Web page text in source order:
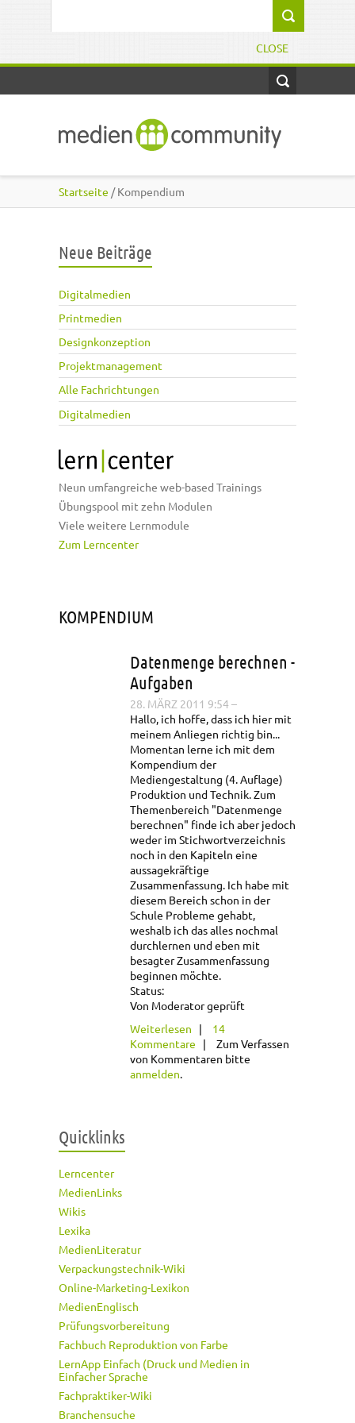
CLOSE
Startseite / Kompendium
Neue Beiträge
Digitalmedien
Printmedien
Designkonzeption
Projektmanagement
Alle Fachrichtungen
Digitalmedien
Neun umfangreiche web-based Trainings
Übungspool mit zehn Modulen
Viele weitere Lernmodule
Zum Lerncenter
KOMPENDIUM
Datenmenge berechnen -
Aufgaben
28. MÄRZ 2011 9:54 –
Hallo, ich hoffe, dass ich hier mit
meinem Anliegen richtig bin...
Momentan lerne ich mit dem
Kompendium der
Mediengestaltung (4. Auflage)
Produktion und Technik Zum
Themenbereich "Datenmenge
berechnen" finde ich aber jedoch
weder im Stichwortverzeichnis
noch in den Kapiteln eine
aussagekräftige
Zusammenfassung Ich habe mit
diesem Bereich schon in der
Schule Probleme gehabt,
weshalb ich das alles nochmal
durchlernen und eben mit
besagter Zusammenfassung
beginnen möchte.
Status:
Von Moderator geprüft
Weiterlesen über Datenmenge
berechnen -
Aufgaben
14
Kommentare
Zum Verfassen
von Kommentaren bitte
anmelden
Quicklinks
Lerncenter
MedienLinks
Wikis
Lexika
MedienLiteratur
Verpackungstechnik-Wiki
Online-Marketing-Lexikon
MedienEnglisch
Prüfungsvorbereitung
Fachbuch Reproduktion von Farbe
LernApp Einfach (Druck und Medien in
Einfacher Sprache
Fachpraktiker-Wiki
Branchensuche